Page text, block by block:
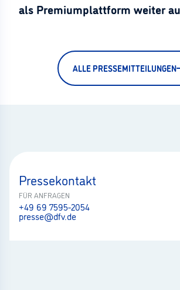
als Premiumplattform weiter
ALLE PRESSEMITTEILUNGEN
Pressekontakt
FÜR ANFRAGEN
+49 69 7595-2054
presse@dfv.de